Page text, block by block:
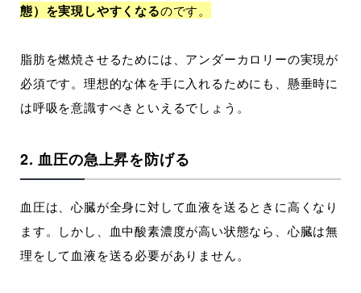
態）を実現しやすくなるのです。
脂肪を燃焼させるためには、アンダーカロリーの実現が
必須です。理想的な体を手に入れるためにも、懸垂時に
は呼吸を意識すべきといえるでしょう。
2. 血圧の急上昇を防げる
血圧は、心臓が全身に対して血液を送るときに高くなり
ます。しかし、血中酸素濃度が高い状態なら、心臓は無
理をして血液を送る必要がありません。